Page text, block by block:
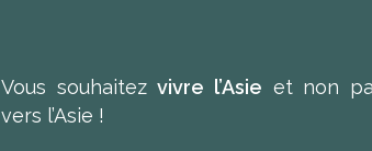
Vous souhaitezvivre l’Asie et non
vers l’Asie !